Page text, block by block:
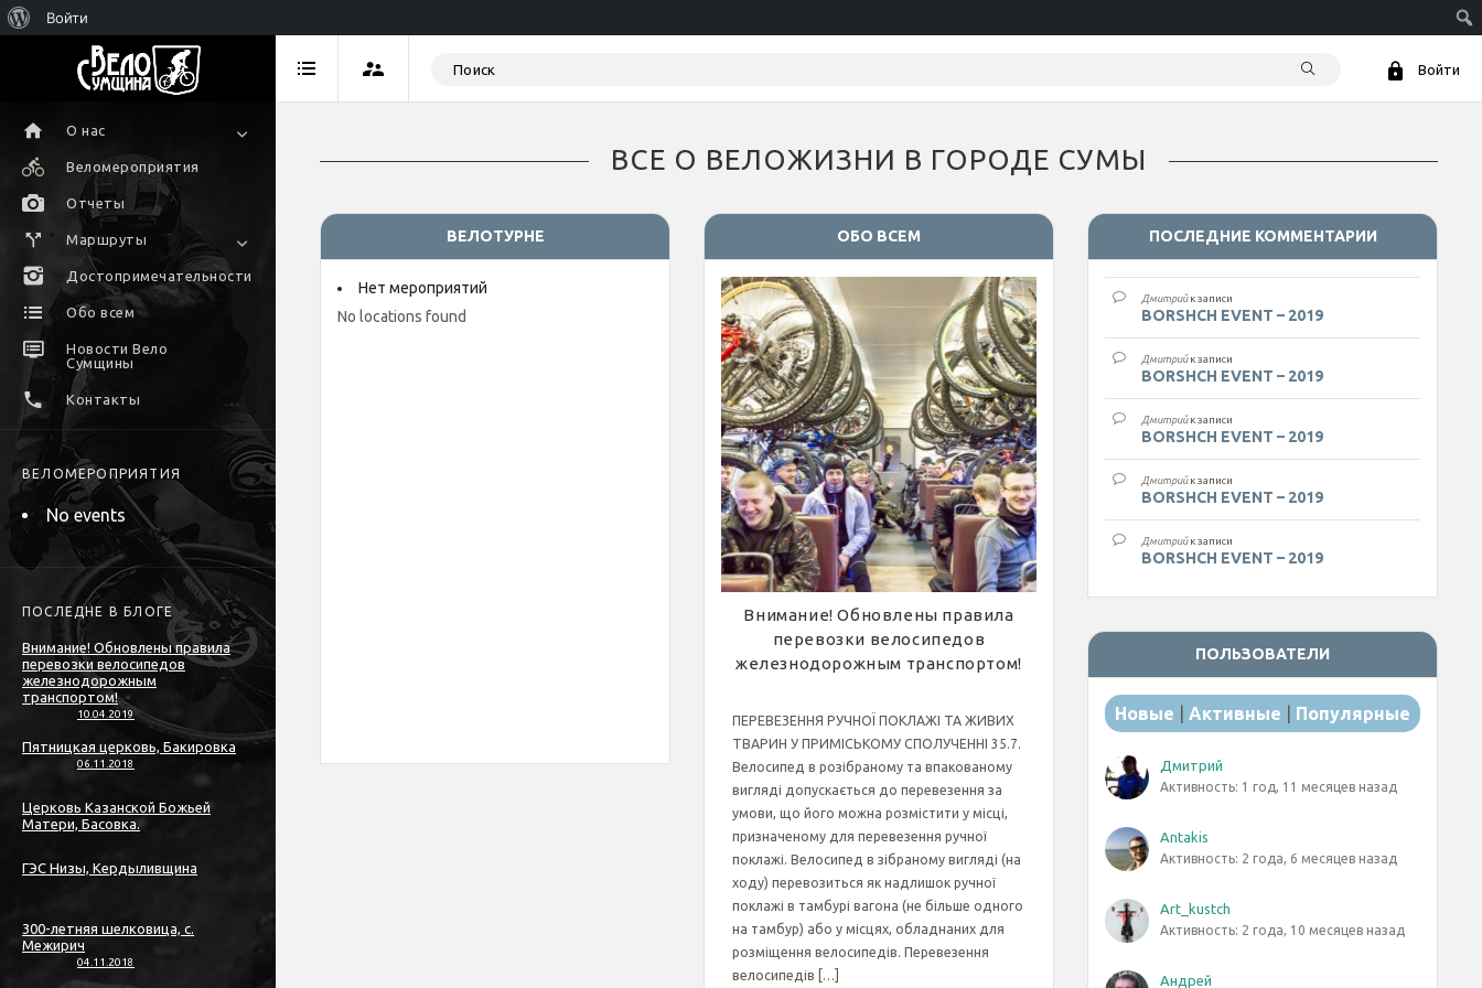
О нас
Веломероприятия
Отчеты
Маршруты
Достопримечательности
Обо всем
Новости Вело
Сумщины
Контакты
ВЕЛОМЕРОПРИЯТИЯ
No events
ПОСЛЕДНЕ В БЛОГЕ
Внимание! Обновлены правила
перевозки велосипедов
железнодорожным
транспортом!
10.04.2019
Пятницкая церковь, Бакировка
06.11.2018
Церковь Казанской Божьей
Матери, Басовка.
ГЭС Низы, Кердыливщина
300-летняя шелковица, с.
Межирич
04.11.2018
Войти
ВСЕ О ВЕЛОЖИЗНИ В ГОРОДЕ СУМЫ
ВЕЛОТУРНЕ
Нет мероприятий
No locations found
ОБО ВСЕМ
Внимание! Обновлены правила
перевозки велосипедов
железнодорожным транспортом!
ПЕРЕВЕЗЕННЯ РУЧНОЇ ПОКЛАЖІ ТА ЖИВИХ
ТВАРИН У ПРИМІСЬКОМУ СПОЛУЧЕННІ 35.7.
Велосипед в розібраному та впакованому
вигляді допускається до перевезення за
умови, що його можна розмістити у місці,
призначеному для перевезення ручної
поклажі. Велосипед в зібраному вигляді (на
ходу) перевозиться як надлишок ручної
поклажі в тамбурі вагона (не більше одного
на тамбур) або у місцях, обладнаних для
розміщення велосипедів. Перевезення
велосипедів […]
ПОСЛЕДНИЕ КОММЕНТАРИИ
Дмитрийк записи
BORSHCH EVENT – 2019
Дмитрийк записи
BORSHCH EVENT – 2019
Дмитрийк записи
BORSHCH EVENT – 2019
Дмитрийк записи
BORSHCH EVENT – 2019
Дмитрийк записи
BORSHCH EVENT – 2019
ПОЛЬЗОВАТЕЛИ
Новые Активные Популярные
Дмитрий
Активность: 1 год, 11 месяцев назад
Antakis
Активность: 2 года, 6 месяцев назад
Art_kustch
Активность: 2 года, 10 месяцев назад
Андрей
Войти